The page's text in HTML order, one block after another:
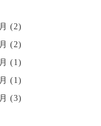
(2)
(2)
(1)
(1)
(3)